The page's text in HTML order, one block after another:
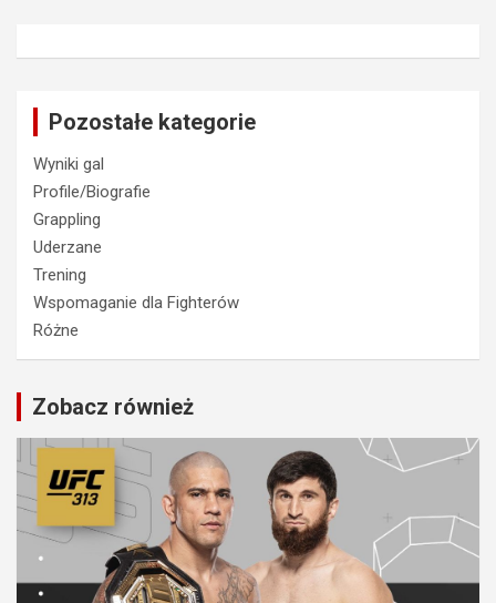
Pozostałe kategorie
Wyniki gal
Profile/Biografie
Grappling
Uderzane
Trening
Wspomaganie dla Fighterów
Różne
Zobacz również